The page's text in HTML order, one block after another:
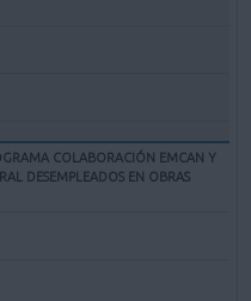
COLABORACIÓN EMCAN Y
DESEMPLEADOS EN OBRAS